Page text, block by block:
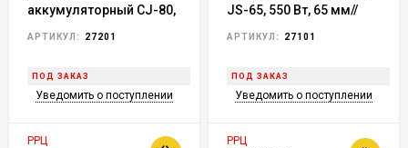
аккумуляторный CJ-80,
АРТИКУЛ: 27201
ПОД ЗАКАЗ
Уведомить о поступлении
РРЦ
JS-65, 550 Вт, 65 мм//
АРТИКУЛ: 27101
ПОД ЗАКАЗ
Уведомить о поступлении
РРЦ